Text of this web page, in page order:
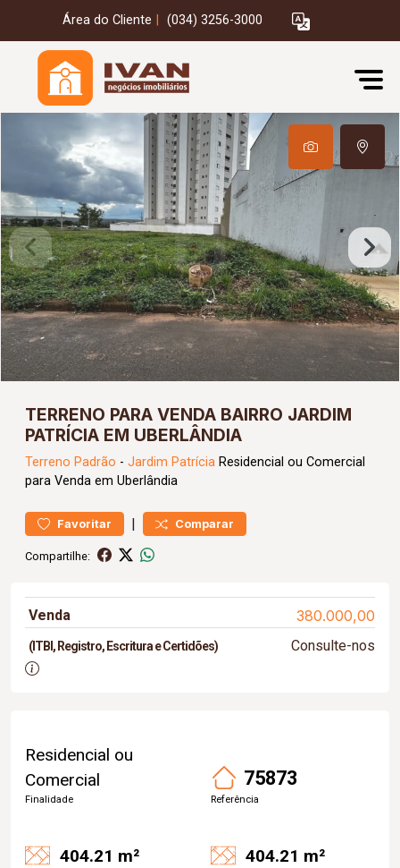
Área do Cliente (034) 3256-3000
TERRENO PARA VENDA BAIRRO JARDIM
PATRÍCIA EM UBERLÂNDIA
Terreno Padrão - Jardim Patrícia Residencial ou Comercial
para Venda em Uberlândia
Favoritar | Comparar
Compartilhe:
Venda 380.000,00
(ITBI, Registro, Escritura e Certidões) Consulte-nos
Residencial ou
Comercial
Finalidade
75873
Referência
404.21 m² 404.21 m²